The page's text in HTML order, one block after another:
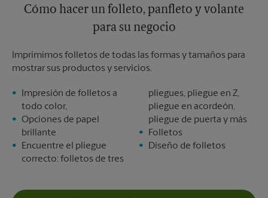
Cómo hacer un folleto, panfleto y volante
para su negocio
Imprimimos folletos de todas las formas y tamaños para
mostrar sus productos y servicios.
Impresión de folletos a
todo color,
Opciones de papel
brillante
Encuentre el pliegue
correcto: folletos de tres
pliegues, pliegue en Z,
pliegue en acordeón,
pliegue de puerta y más
Folletos
Diseño de folletos